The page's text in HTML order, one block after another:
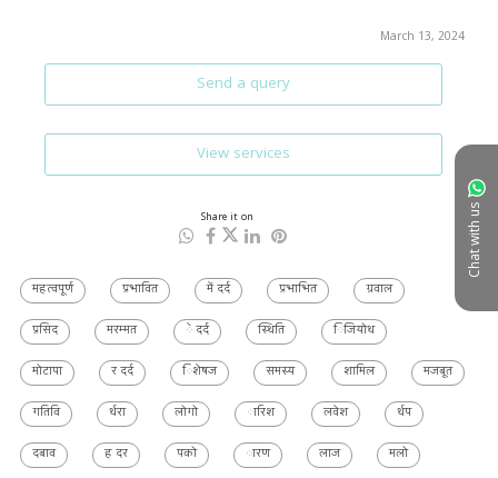
Chat with us
March 13, 2024
Send a query
View services
Share it on
महत्वपूर्ण प्रभावित में दर्द प्रभाभित ग्रवाल
प्रसिद मरम्मत े दर्द स्थिति िजियोथ
मोटापा र दर्द िशेषज समस्य शामिल मजबूत
गतिवि र्थरा लोगो ारिश लवेश र्थप
दबाव ह दर पको ारण लाज मलो